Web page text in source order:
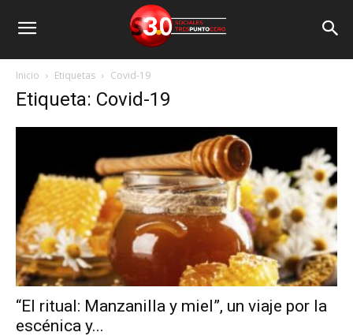
Inicio Etiquetas Covid-19
Etiqueta: Covid-19
“El ritual: Manzanilla y miel”, un viaje por la
escénica y...